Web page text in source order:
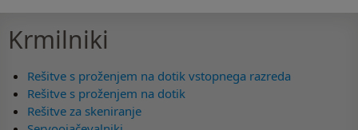
Krmilniki
Rešitve s proženjem na dotik vstopnega razreda
Rešitve s proženjem na dotik
Rešitve za skeniranje